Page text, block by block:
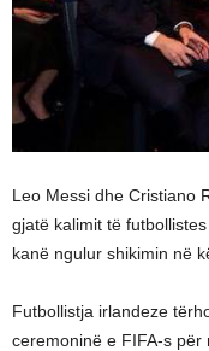
Leo Messi dhe Cristiano
gjatë kalimit të
kanë ngulur shikimin në
Futbollistja irlandeze
ceremoninë e FIFA-s për